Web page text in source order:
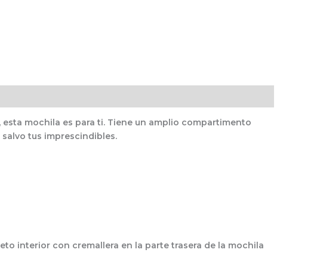
mochila es para ti. Tiene un amplio compartimento
tus imprescindibles.
interior con cremallera en la parte trasera de la mochila